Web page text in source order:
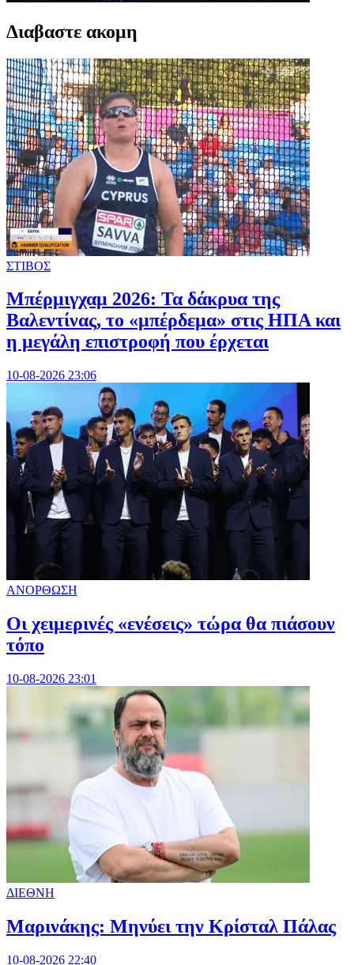
Διαβαστε ακομη
ΣΤΙΒΟΣ
Μπέρμιγχαμ 2026: Τα δάκρυα της
Βαλεντίνας, το «μπέρδεμα» στις ΗΠΑ και
η μεγάλη επιστροφή που έρχεται
10-08-2026 23:06
ΑΝΟΡΘΩΣΗ
Οι χειμερινές «ενέσεις» τώρα θα πιάσουν
τόπο
10-08-2026 23:01
ΔΙΕΘΝΗ
Μαρινάκης: Μηνύει την Κρίσταλ Πάλας
10-08-2026 22:40